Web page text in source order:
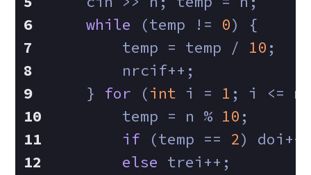
while (temp != 0) {
    	temp = temp /
10 ;
        nrcif++;
    }
for (int i = 1 ; i <=
    	temp = n %
10 ;
if (temp == 2)
else trei++;